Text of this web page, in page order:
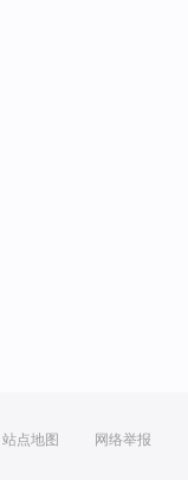
站点地图 网络举报